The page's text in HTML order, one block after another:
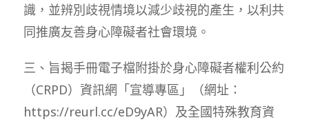
識，並辨別歧視情境以減少歧視的產生，以利共
同推廣友善身心障礙者社會環境。
三、旨揭手冊電子檔附掛於身心障礙者權利公約
（CRPD）資訊網「宣導專區」（網址：
https://reurl.cc/eD9yAR）及全國特殊教育資